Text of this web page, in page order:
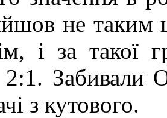
не таким
і за такої
2:1. Забивали
з кутового.